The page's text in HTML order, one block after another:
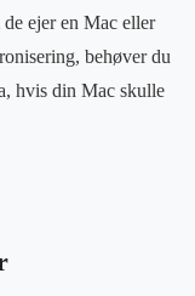
ejer en Mac eller
behøver du
hvis din Mac skulle